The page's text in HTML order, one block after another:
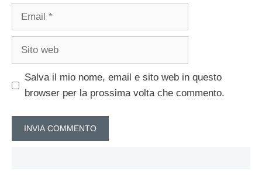
Email
Sito
Salva il mio nome, email e sito web in questo
browser per la prossima volta che commento.